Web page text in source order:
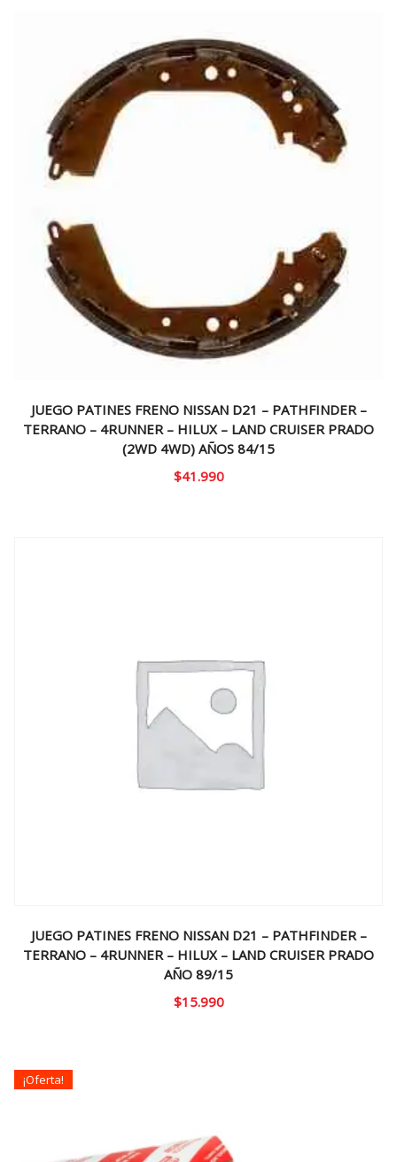
JUEGO PATINES FRENO NISSAN D21 – PATHFINDER –
TERRANO – 4RUNNER – HILUX – LAND CRUISER PRADO
(2WD 4WD) AÑOS 84/15
$41.990
JUEGO PATINES FRENO NISSAN D21 – PATHFINDER –
TERRANO – 4RUNNER – HILUX – LAND CRUISER PRADO
AÑO 89/15
$15.990
¡Oferta!